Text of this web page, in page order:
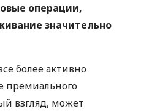
операции,
значительно
более активно
премиального
взгляд, может